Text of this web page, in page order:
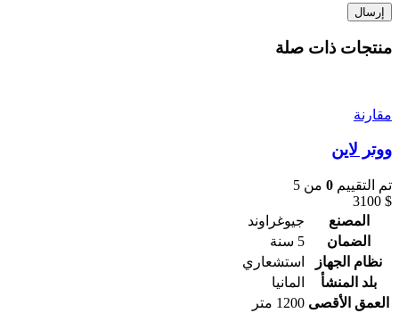
منتجات ذات صلة
مقارنة
ووتر لاين
تم التقييم 0 من 5
3100 $
المصنع
جيوغراوند
الضمان
5 سنة
نظام الجهاز
استشعاري
بلد المنشأ
المانيا
العمق الأقصى 1200 متر